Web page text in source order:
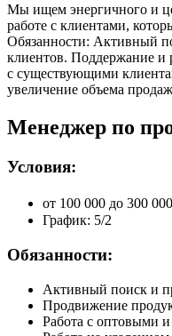
Мы ищем энергичного и
работе с клиентами,
Обязанности: Активный
клиентов. Поддержание и
с существующими
увеличение объема
Менеджер по
Условия:
от 100 000 до 300
График: 5/2
Обязанности:
Активный поиск и
Продвижение
Работа с оптовыми